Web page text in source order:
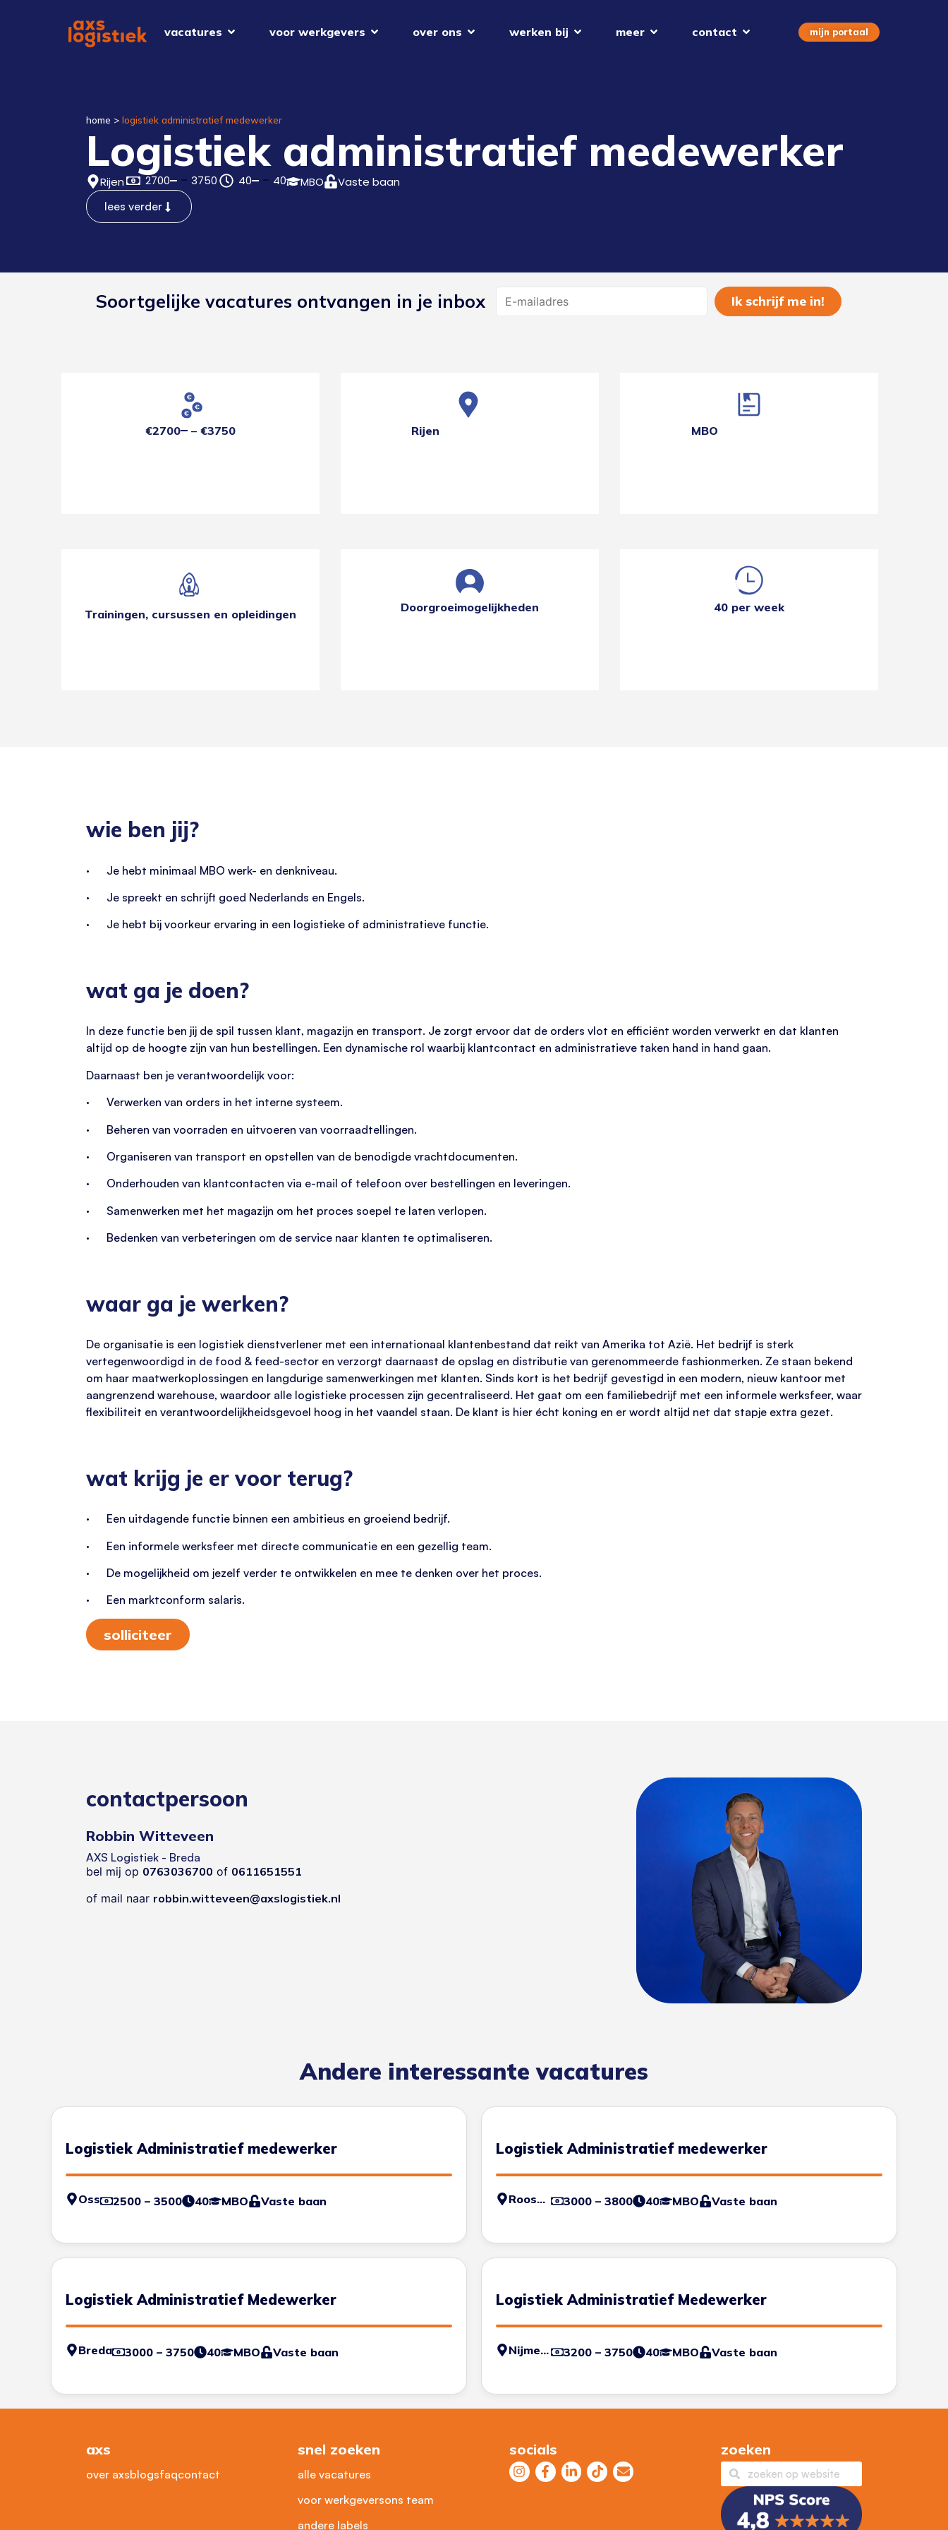
vacatures voor werkgevers over ons werken bij meer contact mijn portaal
home > logistiek administratief medewerker
Logistiek administratief medewerker
Rijen 2700 3750 40 40 MBO Vaste baan
lees verder
Soortgelijke vacatures ontvangen in je inbox
€2700 €3750 Rijen MBO
Trainingen, cursussen en opleidingen Doorgroeimogelijkheden 40 per week
wie ben jij?
· Je hebt minimaal MBO werk- en denkniveau.
· Je spreekt en schrijft goed Nederlands en Engels.
· Je hebt bij voorkeur ervaring in een logistieke of administratieve functie.
wat ga je doen?
In deze functie ben jij de spil tussen klant, magazijn en transport. Je zorgt ervoor dat de orders vlot en efficiënt worden verwerkt en dat klanten
altijd op de hoogte zijn van hun bestellingen. Een dynamische rol waarbij klantcontact en administratieve taken hand in hand gaan.
Daarnaast ben je verantwoordelijk voor:
· Verwerken van orders in het interne systeem.
· Beheren van voorraden en uitvoeren van voorraadtellingen.
· Organiseren van transport en opstellen van de benodigde vrachtdocumenten.
· Onderhouden van klantcontacten via e-mail of telefoon over bestellingen en leveringen.
· Samenwerken met het magazijn om het proces soepel te laten verlopen.
· Bedenken van verbeteringen om de service naar klanten te optimaliseren.
waar ga je werken?
De organisatie is een logistiek dienstverlener met een internationaal klantenbestand dat reikt van Amerika tot Azië. Het bedrijf is sterk
vertegenwoordigd in de food & feed-sector en verzorgt daarnaast de opslag en distributie van gerenommeerde fashionmerken. Ze staan bekend
om haar maatwerkoplossingen en langdurige samenwerkingen met klanten. Sinds kort is het bedrijf gevestigd in een modern, nieuw kantoor met
aangrenzend warehouse, waardoor alle logistieke processen zijn gecentraliseerd. Het gaat om een familiebedrijf met een informele werksfeer, waar
flexibiliteit en verantwoordelijkheidsgevoel hoog in het vaandel staan. De klant is hier écht koning en er wordt altijd net dat stapje extra gezet.
wat krijg je er voor terug?
· Een uitdagende functie binnen een ambitieus en groeiend bedrijf.
· Een informele werksfeer met directe communicatie en een gezellig team.
· De mogelijkheid om jezelf verder te ontwikkelen en mee te denken over het proces.
· Een marktconform salaris.
solliciteer
contactpersoon
Robbin Witteveen
AXS Logistiek - Breda
bel mij op 0763036700 of 0611651551
of mail naar robbin.witteveen@axslogistiek.nl
Andere interessante vacatures
Logistiek Administratief medewerker
Oss 2500 – 3500 40 MBO Vaste baan
Logistiek Administratief medewerker
Roosendaal 3000 – 3800 40 MBO Vaste baan
Logistiek Administratief Medewerker
Breda 3000 – 3750 40 MBO Vaste baan
Logistiek Administratief Medewerker
Nijmegen 3200 – 3750 40 MBO Vaste baan
axs
over axsblogsfaqcontact
snel zoeken
alle vacatures
voor werkgeversons team
andere labels
socials zoeken